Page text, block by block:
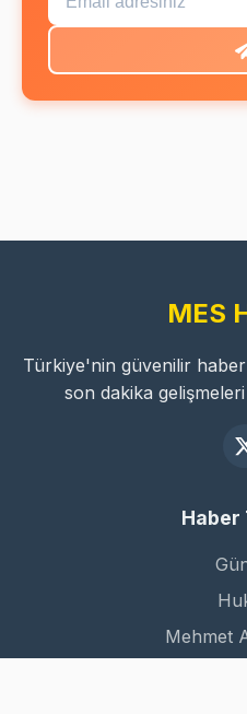
MES
Türkiye'nin güvenilir
son dakika
Haber
Mehmet